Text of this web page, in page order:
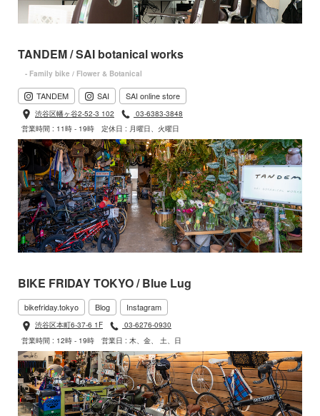
TANDEM / SAI botanical works
- Family bike / Flower & Botanical
TANDEM SAI SAI online store
渋谷区幡ヶ谷2-52-3 102
03-6383-3848
営業時間 : 11時 - 19時
定休日 : 月曜日、火曜日
BIKE FRIDAY TOKYO / Blue Lug
bikefriday.tokyo Blog Instagram
渋谷区本町6-37-6 1F
03-6276-0930
営業時間 : 12時 - 19時
営業日 : 木、金、 土、日